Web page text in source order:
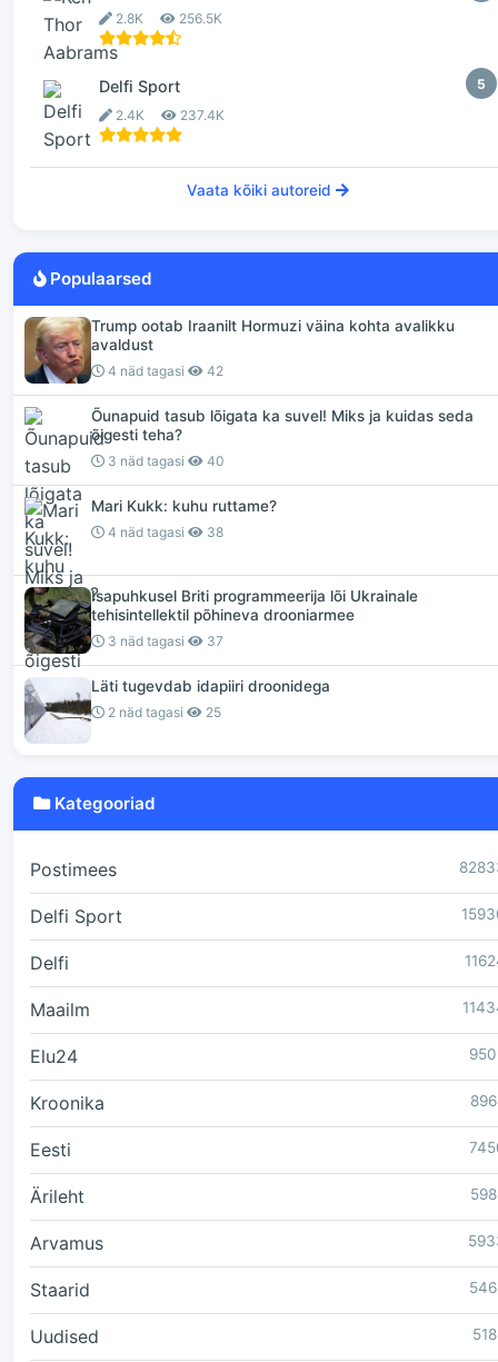
2.8K 256.5K
5
Delfi Sport
2.4K 237.4K
Vaata kõiki autoreid
Populaarsed
Trump ootab Iraanilt Hormuzi väina kohta avalikku
avaldust
4 näd tagasi 42
Õunapuid tasub lõigata ka suvel! Miks ja kuidas seda
õigesti teha?
3 näd tagasi 40
Mari Kukk: kuhu ruttame?
4 näd tagasi 38
Isapuhkusel Briti programmeerija lõi Ukrainale
tehisintellektil põhineva drooniarmee
3 näd tagasi 37
Läti tugevdab idapiiri droonidega
2 näd tagasi 25
Kategooriad
Postimees
Delfi Sport
Delfi
Maailm
Elu24
Kroonika
Eesti
Ärileht
Arvamus
Staarid
Uudised